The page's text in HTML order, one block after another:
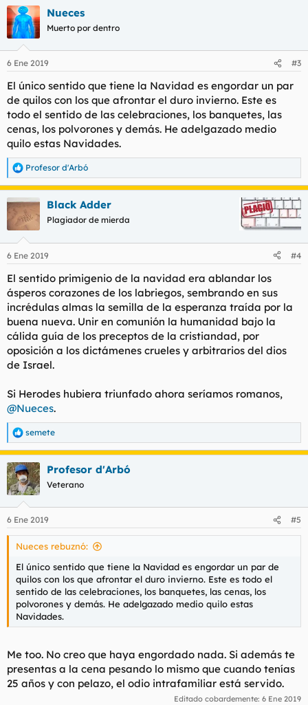
c
c
i
e
:
Nueces
Muerto por dentro
6 Ene 2019 #3
El único sentido que tiene la Navidad es engordar un par
de quilos con los que afrontar el duro invierno. Este es
todo el sentido de las celebraciones, los banquetes, las
cenas, los polvorones y demás. He adelgazado medio
quilo estas Navidades.
R
e
c
c
e
:
Profesor d'Arbó
Black Adder
Plagiador de mierda
6 Ene 2019 #4
El sentido primigenio de la navidad era ablandar los
ásperos corazones de los labriegos, sembrando en sus
incrédulas almas la semilla de la esperanza traída por la
buena nueva. Unir en comunión la humanidad bajo la
cálida guía de los preceptos de la cristiandad, por
oposición a los dictámenes crueles y arbitrarios del dios
de Israel.
Si Herodes hubiera triunfado ahora seríamos romanos,
@Nueces.
R
e
a
c
c
i
e
s
semete
Profesor d'Arbó
Veterano
6 Ene 2019 #5
Nueces rebuznó:
El único sentido que tiene la Navidad es engordar un par de
quilos con los que afrontar el duro invierno. Este es todo el
sentido de las celebraciones, los banquetes, las cenas, los
polvorones y demás. He adelgazado medio quilo estas
Navidades.
Me too. No creo que haya engordado nada. Si además te
presentas a la cena pesando lo mismo que cuando tenías
25 años y con pelazo, el odio intrafamiliar está servido.
Editado cobardemente: 6 Ene 2019